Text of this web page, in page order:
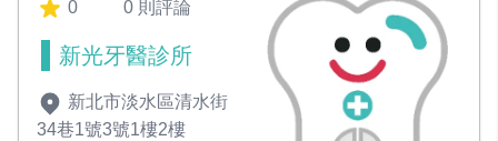
0 0 則評論
新光牙醫診所
新北市淡水區清水街
34巷1號3號1樓2樓